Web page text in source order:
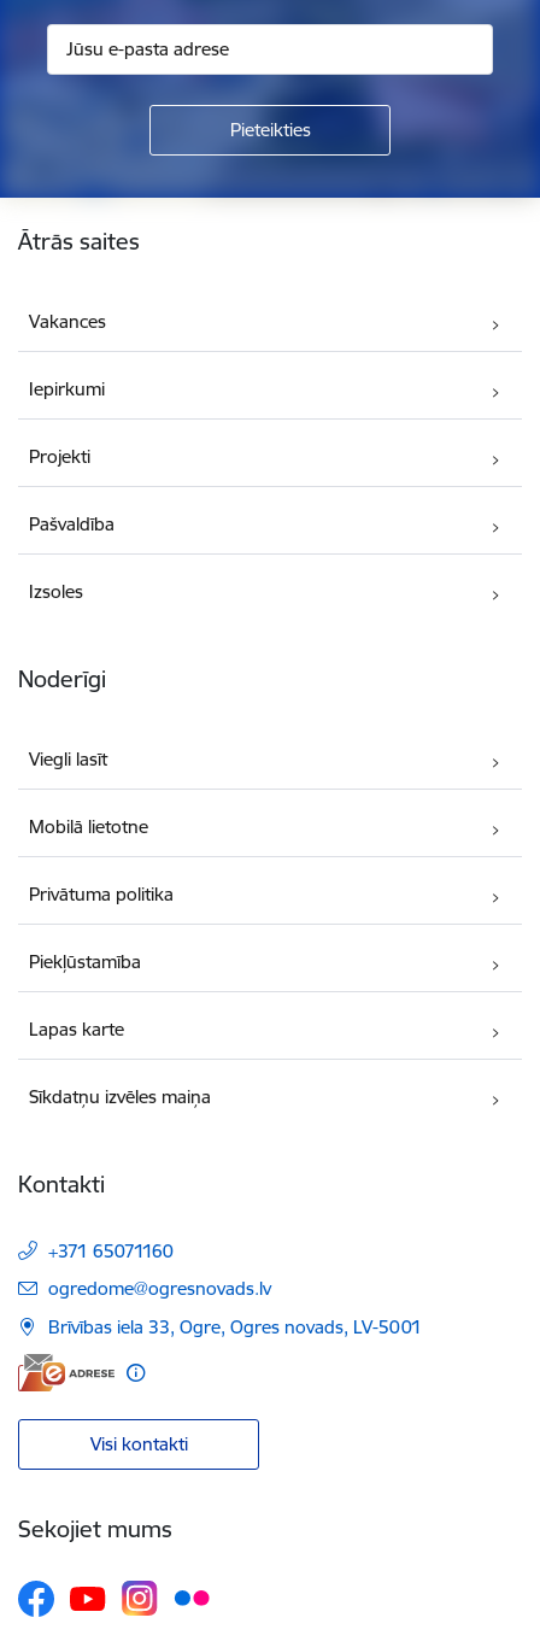
Ātrās saites
Vakances
Iepirkumi
Projekti
Pašvaldība
Izsoles
Noderīgi
Viegli lasīt
Mobilā lietotne
Privātuma politika
Piekļūstamība
Lapas karte
Sīkdatņu izvēles maiņa
Kontakti
+371 65071160
E-pasts:
ogredome@ogresnovads.lv
Brīvības iela 33, Ogre, Ogres novads, LV-5001
Visi kontakti
Sekojiet mums